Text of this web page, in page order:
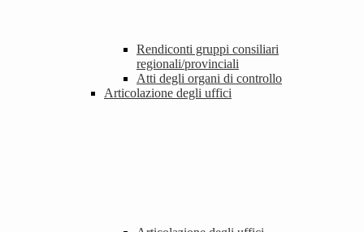
Rendiconti gruppi consiliari
regionali/provinciali
Atti degli organi di controllo
Articolazione degli uffici